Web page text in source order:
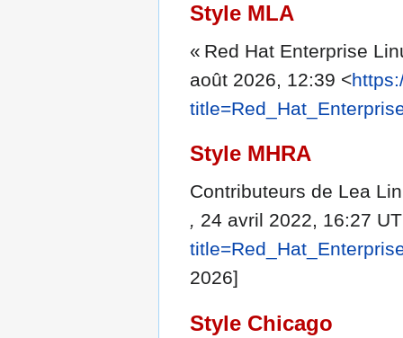
Style MLA
« Red Hat Enterprise
août 2026, 12:39 <
Style MHRA
Contributeurs de Lea
, 24 avril 2022, 16:27
2026]
Style Chicago